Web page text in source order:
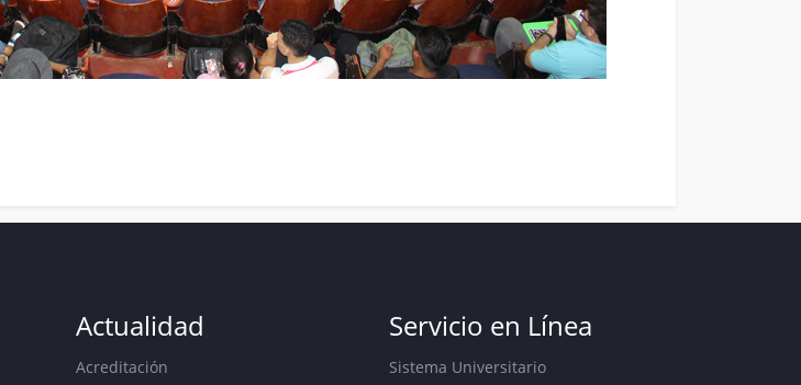
Actualidad
Acreditación
Servicio en Línea
Sistema Universitario